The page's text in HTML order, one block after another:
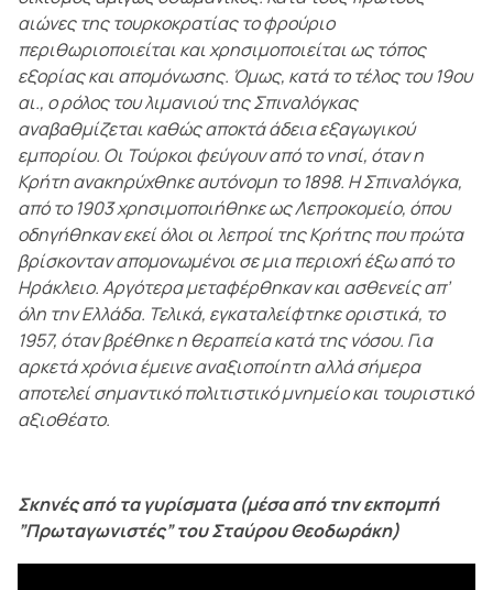
αιώνες της τουρκοκρατίας το φρούριο
περιθωριοποιείται και χρησιμοποιείται ως τόπος
εξορίας και απομόνωσης. Όμως, κατά το τέλος του 19ου
αι., ο ρόλος του λιμανιού της Σπιναλόγκας
αναβαθμίζεται καθώς αποκτά άδεια εξαγωγικού
εμπορίου. Οι Τούρκοι φεύγουν από το νησί, όταν η
Κρήτη ανακηρύχθηκε αυτόνομη το 1898. Η Σπιναλόγκα,
από το 1903 χρησιμοποιήθηκε ως Λεπροκομείο, όπου
οδηγήθηκαν εκεί όλοι οι λεπροί της Κρήτης που πρώτα
βρίσκονταν απομονωμένοι σε μια περιοχή έξω από το
Ηράκλειο. Αργότερα μεταφέρθηκαν και ασθενείς απ’
όλη την Ελλάδα. Τελικά, εγκαταλείφτηκε οριστικά, το
1957, όταν βρέθηκε η θεραπεία κατά της νόσου. Για
αρκετά χρόνια έμεινε αναξιοποίητη αλλά σήμερα
αποτελεί σημαντικό πολιτιστικό μνημείο και τουριστικό
αξιοθέατο.
Σκηνές από τα γυρίσματα (μέσα από την εκπομπή
”Πρωταγωνιστές” του Σταύρου Θεοδωράκη)